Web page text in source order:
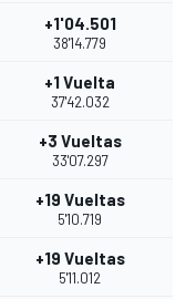
+1'04.501
38'14.779
+1 Vuelta
37'42.032
+3 Vueltas
33'07.297
+19 Vueltas
5'10.719
+19 Vueltas
5'11.012